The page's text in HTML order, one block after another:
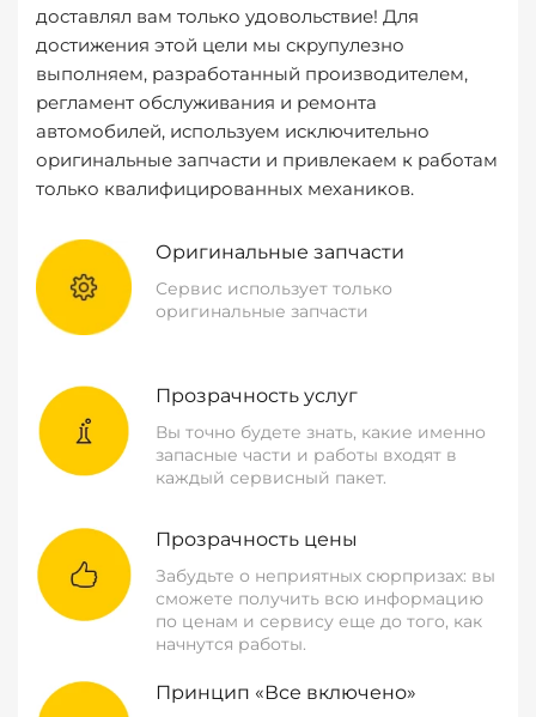
доставлял вам только удовольствие! Для
достижения этой цели мы скрупулезно
выполняем, разработанный производителем,
регламент обслуживания и ремонта
автомобилей, используем исключительно
оригинальные запчасти и привлекаем к работам
только квалифицированных механиков.
Оригинальные запчасти
Сервис использует только
оригинальные запчасти
Прозрачность услуг
Вы точно будете знать, какие именно
запасные части и работы входят в
каждый сервисный пакет.
Прозрачность цены
Забудьте о неприятных сюрпризах: вы
сможете получить всю информацию
по ценам и сервису еще до того, как
начнутся работы.
Принцип «Все включено»